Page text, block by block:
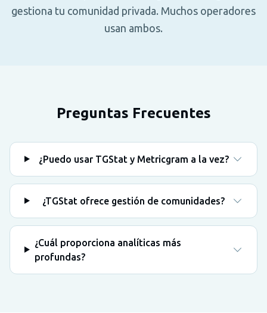
gestiona tu comunidad privada. Muchos operadores
usan ambos.
Preguntas Frecuentes
¿Puedo usar TGStat y Metricgram a la vez?
¿TGStat ofrece gestión de comunidades?
¿Cuál proporciona analíticas más
profundas?